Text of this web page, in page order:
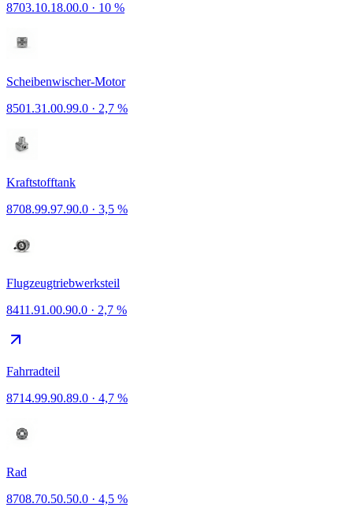
8703.10.18.00.0 · 10 %
Scheibenwischer-Motor
8501.31.00.99.0 · 2,7 %
Kraftstofftank
8708.99.97.90.0 · 3,5 %
Flugzeugtriebwerksteil
8411.91.00.90.0 · 2,7 %
Fahrradteil
8714.99.90.89.0 · 4,7 %
Rad
8708.70.50.50.0 · 4,5 %